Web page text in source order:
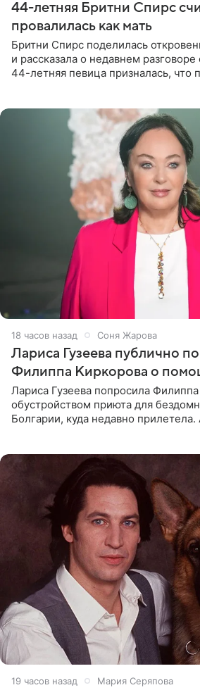
44-летняя Бритни Спирс
провалилась как мать
Бритни Спирс поделилась
и рассказала о недавнем
44-летняя певица призналась, что
18 часов назад Соня Жарова
Лариса Гузеева публично
Филиппа Киркорова о
Лариса Гузеева попросила
обустройством приюта для
Болгарии, куда недавно прилетела.
19 часов назад Мария Серяпова